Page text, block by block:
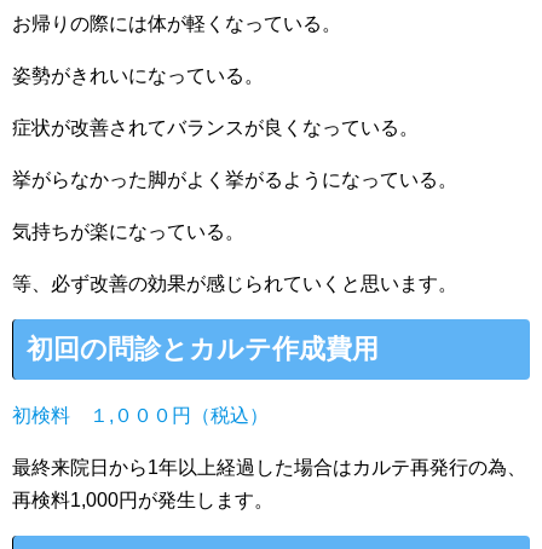
お帰りの際には体が軽くなっている。
姿勢がきれいになっている。
症状が改善されてバランスが良くなっている。
挙がらなかった脚がよく挙がるようになっている。
気持ちが楽になっている。
等、必ず改善の効果が感じられていくと思います。
初回の問診とカルテ作成費用
初検料 １,０００円（税込）
最終来院日から1年以上経過した場合はカルテ再発行の為、
再検料1,000円が発生します。